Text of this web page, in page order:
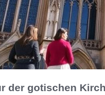
der gotischen